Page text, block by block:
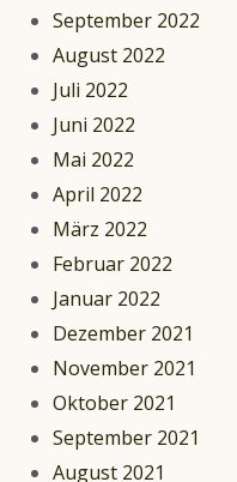
September 2022
August 2022
Juli 2022
Juni 2022
Mai 2022
April 2022
März 2022
Februar 2022
Januar 2022
Dezember 2021
November 2021
Oktober 2021
September 2021
August 2021